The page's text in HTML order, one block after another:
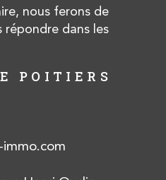
nous ferons de
répondre dans les
POITIERS